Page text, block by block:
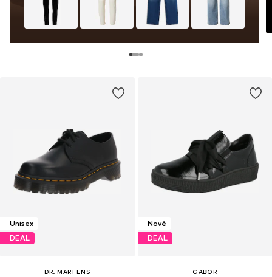
Unisex
DEAL
DR. MARTENS
Nové
DEAL
GABOR